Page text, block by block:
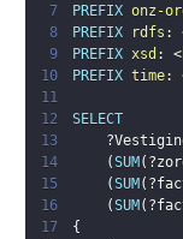
7
PREFIX onz-
8
PREFIX rdfs :
9
PREFIX xsd : <
10
PREFIX time:
11
12
SELECT
13
14
(SUM (
15
(SUM (
16
(SUM (
17
{